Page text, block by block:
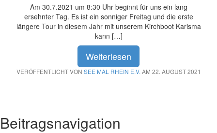
Am 30.7.2021 um 8:30 Uhr beginnt für uns ein lang
ersehnter Tag. Es ist ein sonniger Freitag und die erste
längere Tour in diesem Jahr mit unserem Kirchboot Karisma
kann […]
Weiterlesen
VERÖFFENTLICHT VON SEE MAL RHEIN E.V. AM 22. AUGUST 2021
Beitragsnavigation